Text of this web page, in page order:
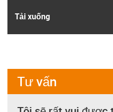
Tải xuống
Tư vấn